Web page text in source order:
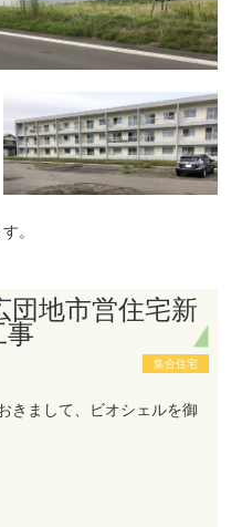
。
団地市営住宅新
事
集合住宅
きまして、ビオシェルを御